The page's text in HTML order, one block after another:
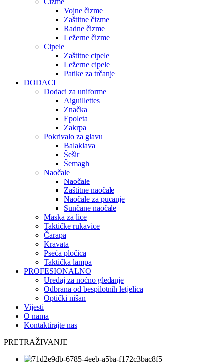
Čizme
Vojne čizme
Zaštitne čizme
Radne čizme
Ležerne čizme
Cipele
Zaštitne cipele
Ležerne cipele
Patike za trčanje
DODACI
Dodaci za uniforme
Aiguillettes
Značka
Epoleta
Zakrpa
Pokrivalo za glavu
Balaklava
Šešir
Šemagh
Naočale
Naočale
Zaštitne naočale
Naočale za pucanje
Sunčane naočale
Maska za lice
Taktičke rukavice
Čarapa
Kravata
Pseća pločica
Taktička lampa
PROFESIONALNO
Uređaj za noćno gledanje
Odbrana od bespilotnih letjelica
Optički nišan
Vijesti
O nama
Kontaktirajte nas
PRETRAŽIVANJE